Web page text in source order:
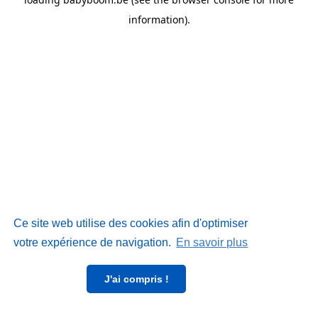
Ce site web utilise des cookies afin d'optimiser
votre expérience de navigation. En savoir plus
J'ai compris !
information).